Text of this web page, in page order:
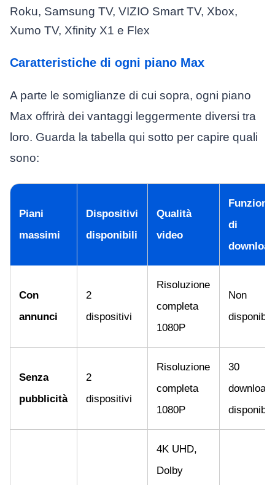
Roku, Samsung TV, VIZIO Smart TV, Xbox,
Xumo TV, Xfinity X1 e Flex
Caratteristiche di ogni piano Max
A parte le somiglianze di cui sopra, ogni piano
Max offrirà dei vantaggi leggermente diversi tra
loro. Guarda la tabella qui sotto per capire quali
sono:
Piani
massimi
Dispositivi
disponibili
Qualità
video
Funzione
di
Con
annunci
2
dispositivi
Risoluzione
completa
1080P
Non
Senza
pubblicità
2
dispositivi
Risoluzione
completa
1080P
30
download
disponibili
4K UHD,
Dolby